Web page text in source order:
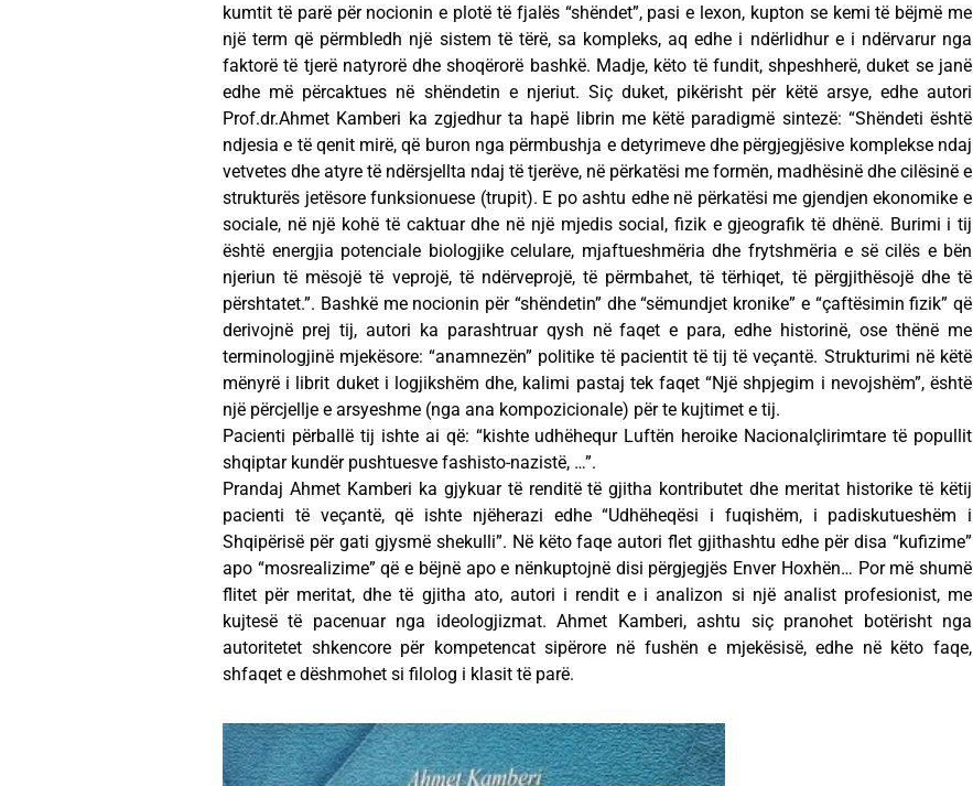
kumtit të parë për nocionin e plotë të fjalës “shëndet”, pasi e lexon, kupton se kemi të bëjmë me
një term që përmbledh një sistem të tërë, sa kompleks, aq edhe i ndërlidhur e i ndërvarur nga
faktorë të tjerë natyrorë dhe shoqërorë bashkë. Madje, këto të fundit, shpeshherë, duket se janë
edhe më përcaktues në shëndetin e njeriut. Siç duket, pikërisht për këtë arsye, edhe autori
Prof.dr.Ahmet Kamberi ka zgjedhur ta hapë librin me këtë paradigmë sintezë: “Shëndeti është
ndjesia e të qenit mirë, që buron nga përmbushja e detyrimeve dhe përgjegjësive komplekse ndaj
vetvetes dhe atyre të ndërsjellta ndaj të tjerëve, në përkatësi me formën, madhësinë dhe cilësinë e
strukturës jetësore funksionuese (trupit). E po ashtu edhe në përkatësi me gjendjen ekonomike e
sociale, në një kohë të caktuar dhe në një mjedis social, fizik e gjeografik të dhënë. Burimi i tij
është energjia potenciale biologjike celulare, mjaftueshmëria dhe frytshmëria e së cilës e bën
njeriun të mësojë të veprojë, të ndërveprojë, të përmbahet, të tërhiqet, të përgjithësojë dhe të
përshtatet.”. Bashkë me nocionin për “shëndetin” dhe “sëmundjet kronike” e “çaftësimin fizik” që
derivojnë prej tij, autori ka parashtruar qysh në faqet e para, edhe historinë, ose thënë me
terminologjinë mjekësore: “anamnezën” politike të pacientit të tij të veçantë. Strukturimi në këtë
mënyrë i librit duket i logjikshëm dhe, kalimi pastaj tek faqet “Një shpjegim i nevojshëm”, është
një përcjellje e arsyeshme (nga ana kompozicionale) për te kujtimet e tij.
Pacienti përballë tij ishte ai që: “kishte udhëhequr Luftën heroike Nacionalçlirimtare të popullit
shqiptar kundër pushtuesve fashisto-nazistë, …”.
Prandaj Ahmet Kamberi ka gjykuar të renditë të gjitha kontributet dhe meritat historike të këtij
pacienti të veçantë, që ishte njëherazi edhe “Udhëheqësi i fuqishëm, i padiskutueshëm i
Shqipërisë për gati gjysmë shekulli”. Në këto faqe autori flet gjithashtu edhe për disa “kufizime”
apo “mosrealizime” që e bëjnë apo e nënkuptojnë disi përgjegjës Enver Hoxhën… Por më shumë
flitet për meritat, dhe të gjitha ato, autori i rendit e i analizon si një analist profesionist, me
kujtesë të pacenuar nga ideologjizmat. Ahmet Kamberi, ashtu siç pranohet botërisht nga
autoritetet shkencore për kompetencat sipërore në fushën e mjekësisë, edhe në këto faqe,
shfaqet e dëshmohet si filolog i klasit të parë.